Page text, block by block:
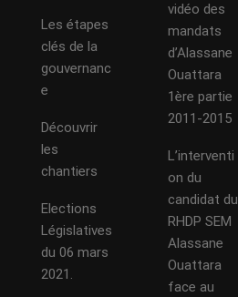
Les étapes
clés de la
gouvernanc
e
Découvrir
les
chantiers
Elections
Législatives
du 06 mars
2021.
vidéo des
mandats
d’Alassane
Ouattara
1ère partie
2011-2015
L’interventi
on du
candidat du
RHDP SEM
Alassane
Ouattara
face au